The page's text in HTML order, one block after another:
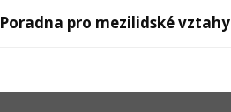
Poradna pro mezilidské vztahy